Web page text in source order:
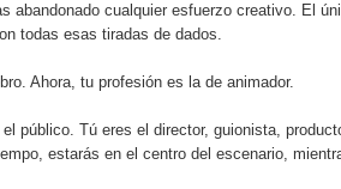
abandonado cualquier esfuerzo creativo. El
todas esas tiradas de dados.
Ahora, tu profesión es la de animador.
público. Tú eres el director, guionista,
estarás en el centro del escenario,